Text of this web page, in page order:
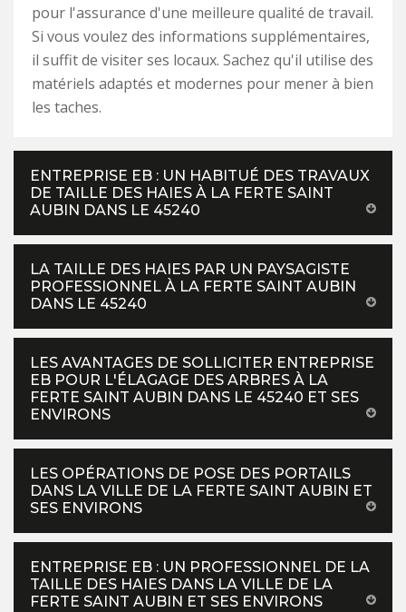
pour l'assurance d'une meilleure qualité de travail.
Si vous voulez des informations supplémentaires,
il suffit de visiter ses locaux. Sachez qu'il utilise des
matériels adaptés et modernes pour mener à bien
les taches.
ENTREPRISE EB : UN HABITUÉ DES TRAVAUX
DE TAILLE DES HAIES À LA FERTE SAINT
AUBIN DANS LE 45240
LA TAILLE DES HAIES PAR UN PAYSAGISTE
PROFESSIONNEL À LA FERTE SAINT AUBIN
DANS LE 45240
LES AVANTAGES DE SOLLICITER ENTREPRISE
EB POUR L'ÉLAGAGE DES ARBRES À LA
FERTE SAINT AUBIN DANS LE 45240 ET SES
ENVIRONS
LES OPÉRATIONS DE POSE DES PORTAILS
DANS LA VILLE DE LA FERTE SAINT AUBIN ET
SES ENVIRONS
ENTREPRISE EB : UN PROFESSIONNEL DE LA
TAILLE DES HAIES DANS LA VILLE DE LA
FERTE SAINT AUBIN ET SES ENVIRONS